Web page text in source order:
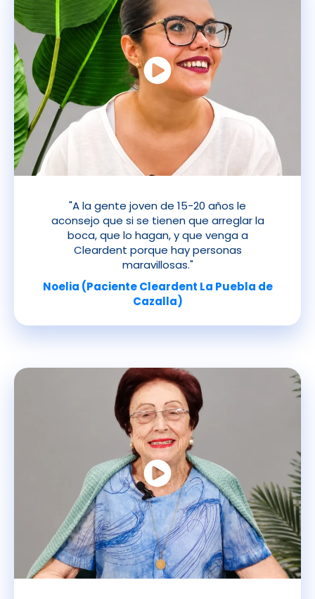
"A la gente joven de 15-20 años le
aconsejo que si se tienen que arreglar la
boca, que lo hagan, y que venga a
Cleardent porque hay personas
maravillosas."
Noelia (Paciente Cleardent La Puebla de
Cazalla)